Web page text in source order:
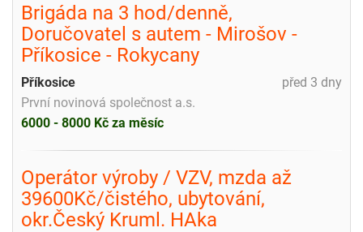
Brigáda na 3 hod/denně,
Doručovatel s autem - Mirošov -
Příkosice - Rokycany
před 3 dny
Příkosice
První novinová společnost a.s.
6000 - 8000 Kč za měsíc
Operátor výroby / VZV, mzda až
39600Kč/čistého, ubytování,
okr.Český Kruml. HAka